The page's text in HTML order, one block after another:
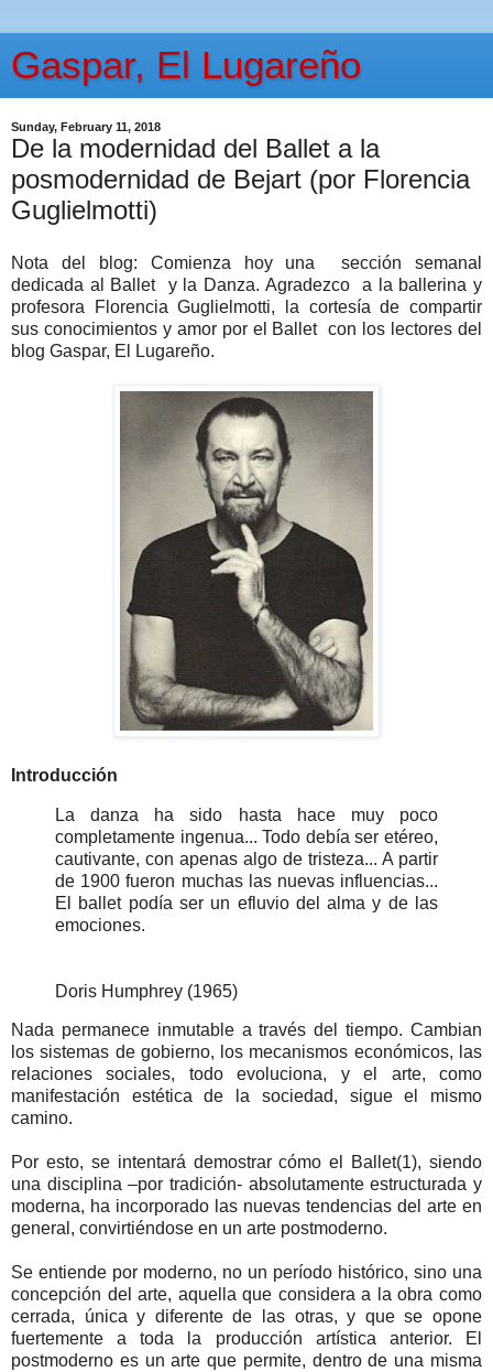
Gaspar, El Lugareño
Sunday, February 11, 2018
De la modernidad del Ballet a la
posmodernidad de Bejart (por Florencia
Guglielmotti)
Nota del blog: Comienza hoy una sección semanal
dedicada al Ballet y la Danza. Agradezco a la ballerina y
profesora Florencia Guglielmotti, la cortesía de compartir
sus conocimientos y amor por el Ballet con los lectores del
blog Gaspar, El Lugareño.
Introducción
La danza ha sido hasta hace muy poco
completamente ingenua... Todo debía ser etéreo,
cautivante, con apenas algo de tristeza... A partir
de 1900 fueron muchas las nuevas influencias...
El ballet podía ser un efluvio del alma y de las
emociones.
Doris Humphrey (1965)
Nada permanece inmutable a través del tiempo. Cambian
los sistemas de gobierno, los mecanismos económicos, las
relaciones sociales, todo evoluciona, y el arte, como
manifestación estética de la sociedad, sigue el mismo
camino.
Por esto, se intentará demostrar cómo el Ballet(1), siendo
una disciplina –por tradición- absolutamente estructurada y
moderna, ha incorporado las nuevas tendencias del arte en
general, convirtiéndose en un arte postmoderno.
Se entiende por moderno, no un período histórico, sino una
concepción del arte, aquella que considera a la obra como
cerrada, única y diferente de las otras, y que se opone
fuertemente a toda la producción artística anterior. El
postmoderno es un arte que permite, dentro de una misma